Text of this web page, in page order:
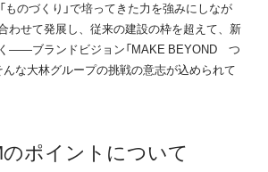
ものづくり」で培ってきた力を強みにしなが
わせて発展し、従来の建設の枠を超えて、新
――ブランドビジョン「MAKE BEYOND つ
んな大林グループの挑戦の意志が込められて
ポイントについて